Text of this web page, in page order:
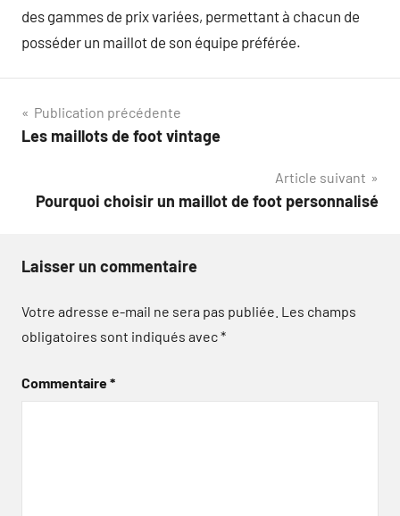
des gammes de prix variées, permettant à chacun de
posséder un maillot de son équipe préférée.
Navigation
de
Publication précédente
Les maillots de foot vintage
Article suivant
Pourquoi choisir un maillot de foot personnalisé
Laisser un commentaire
Votre adresse e-mail ne sera pas publiée. Les champs
obligatoires sont indiqués avec*
Commentaire*